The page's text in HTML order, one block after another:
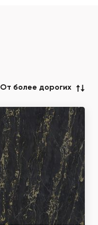
От более дорогих